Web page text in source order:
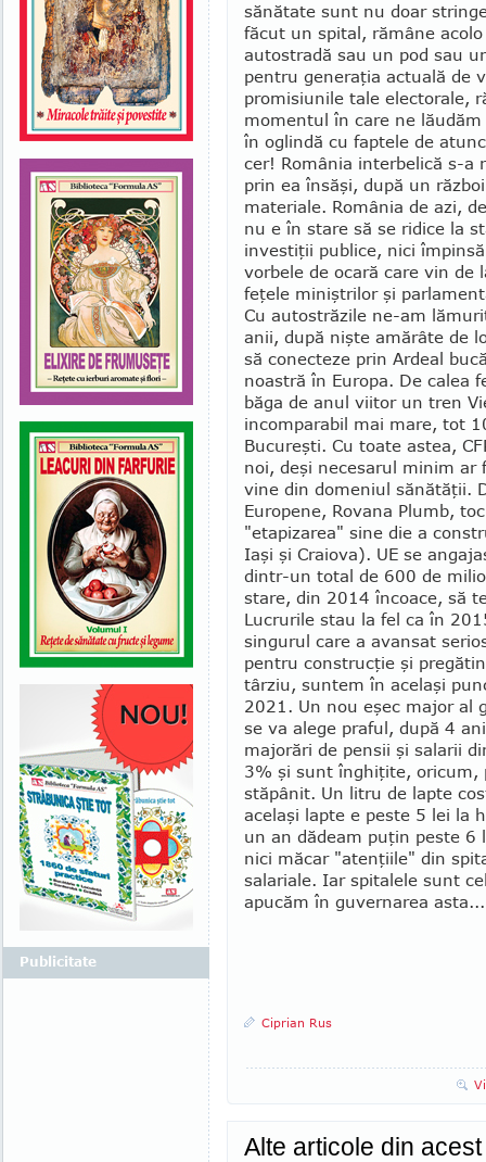
sănătate sunt nu doar
făcut un spital, ră­mâne
autostradă sau un pod sau
pentru ge­ne­raţia actuală de
promisiunile tale elec­torale,
momentul în care ne
în oglindă cu faptele de
cer! Ro­mânia interbelică s-a
prin ea însăşi, du­pă un
materiale. România de azi,
nu e în stare să se ridice la
investiţii publice, nici
vorbele de ocară care vin de
feţele miniştrilor şi
Cu autostrăzile ne-am
anii, după nişte amărâte de
să conecteze prin Ardeal
noastră în Europa. De calea
băga de anul viitor un tren
in­com­parabil mai mare, tot
Bucureşti. Cu toate astea,
noi, deşi necesarul minim
vine din domeniul sănătăţii.
Europene, Ro­va­na Plumb,
"etapizarea" sine die a
Iaşi şi Craiova). UE se
dintr-un total de 600 de
stare, din 2014 încoace, să
Lucrurile stau la fel ca în
singurul care a avansat
pentru construcţie şi
târziu, suntem în acelaşi
2021. Un nou eşec major al
se va alege pra­ful, după 4
majorări de pensii şi salarii
3% şi sunt înghiţite, oricum,
stă­pânit. Un litru de lapte
acelaşi lapte e peste 5 lei la
un an dădeam puţin peste 6
nici măcar "atenţiile" din
salariale. Iar spitalele sunt
apucăm în guvernarea asta...
Ciprian Rus
Alte articole din
Publicitate